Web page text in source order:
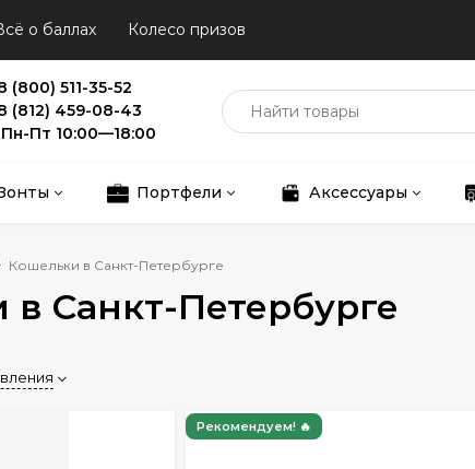
о баллах Колесо призов
(800) 511-35-52
(812) 459-08-43
Пн-Пт 10:00—18:00
Портфели Аксессуары
Кошельки в Санкт-Петербурге
Санкт-Петербурге
Рекомендуем! 🔥